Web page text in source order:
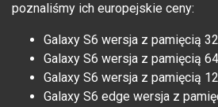
poznaliśmy ich europejskie ceny:
Galaxy S6 wersja z pamięcią
Galaxy S6 wersja z pamięcią
Galaxy S6 wersja z pamięcią
Galaxy S6 edge wersja z